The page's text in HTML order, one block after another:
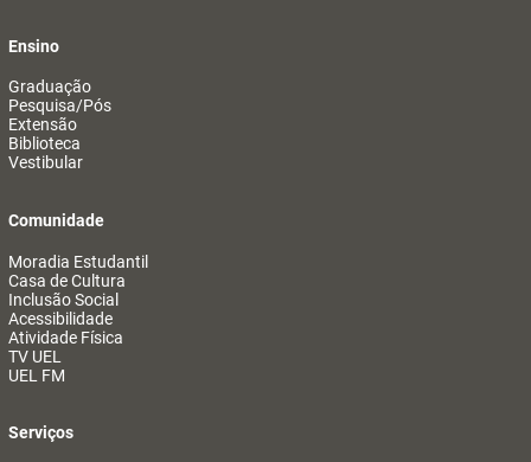
Ensino
Graduação
Pesquisa/Pós
Extensão
Biblioteca
Vestibular
Comunidade
Moradia Estudantil
Casa de Cultura
Inclusão Social
Acessibilidade
Atividade Física
TV UEL
UEL FM
Serviços